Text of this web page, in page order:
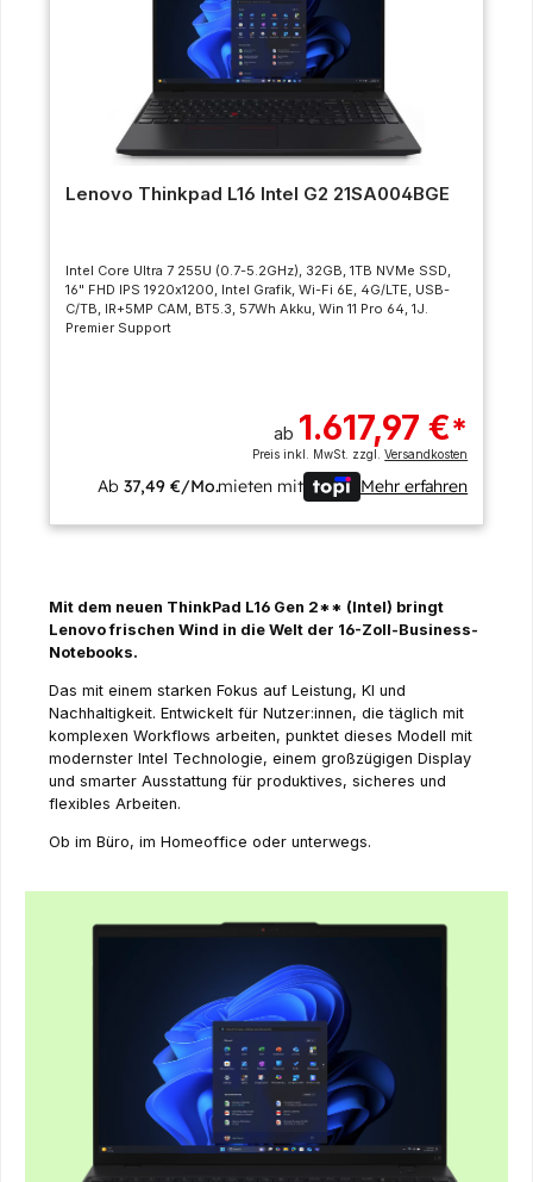
Lenovo Thinkpad L16 Intel G2 21SA004BGE
Intel Core Ultra 7 255U (0.7-5.2GHz), 32GB, 1TB NVMe SSD,
16" FHD IPS 1920x1200, Intel Grafik, Wi-Fi 6E, 4G/LTE, USB-
C/TB, IR+5MP CAM, BT5.3, 57Wh Akku, Win 11 Pro 64, 1J.
Premier Support
ab 1.617,97 €*
Preis inkl. MwSt. zzgl.Versandkosten
Ab37,49 €/Mo.mieten mit Mehr erfahren
Mit dem neuen ThinkPad L16 Gen 2** (Intel) bringt
Lenovo frischen Wind in die Welt der 16-Zoll-Business-
Notebooks.
Das mit einem starken Fokus auf Leistung, KI und
Nachhaltigkeit. Entwickelt für Nutzer:innen, die täglich mit
komplexen Workflows arbeiten, punktet dieses Modell mit
modernster Intel Technologie, einem großzügigen Display
und smarter Ausstattung für produktives, sicheres und
flexibles Arbeiten.
Ob im Büro, im Homeoffice oder unterwegs.